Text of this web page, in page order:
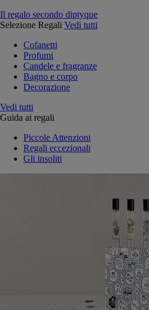
Il regalo secondo diptyque
Selezione Regali Vedi tutti
Cofanetti
Profumi
Candele e fragranze
Bagno e corpo
Decorazione
Vedi tutti
Guida ai regali
Piccole Attenzioni
Regali eccezionali
Gli insoliti